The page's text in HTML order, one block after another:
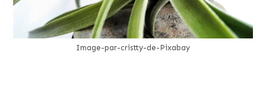
Image-par-cristty-de-Pixabay